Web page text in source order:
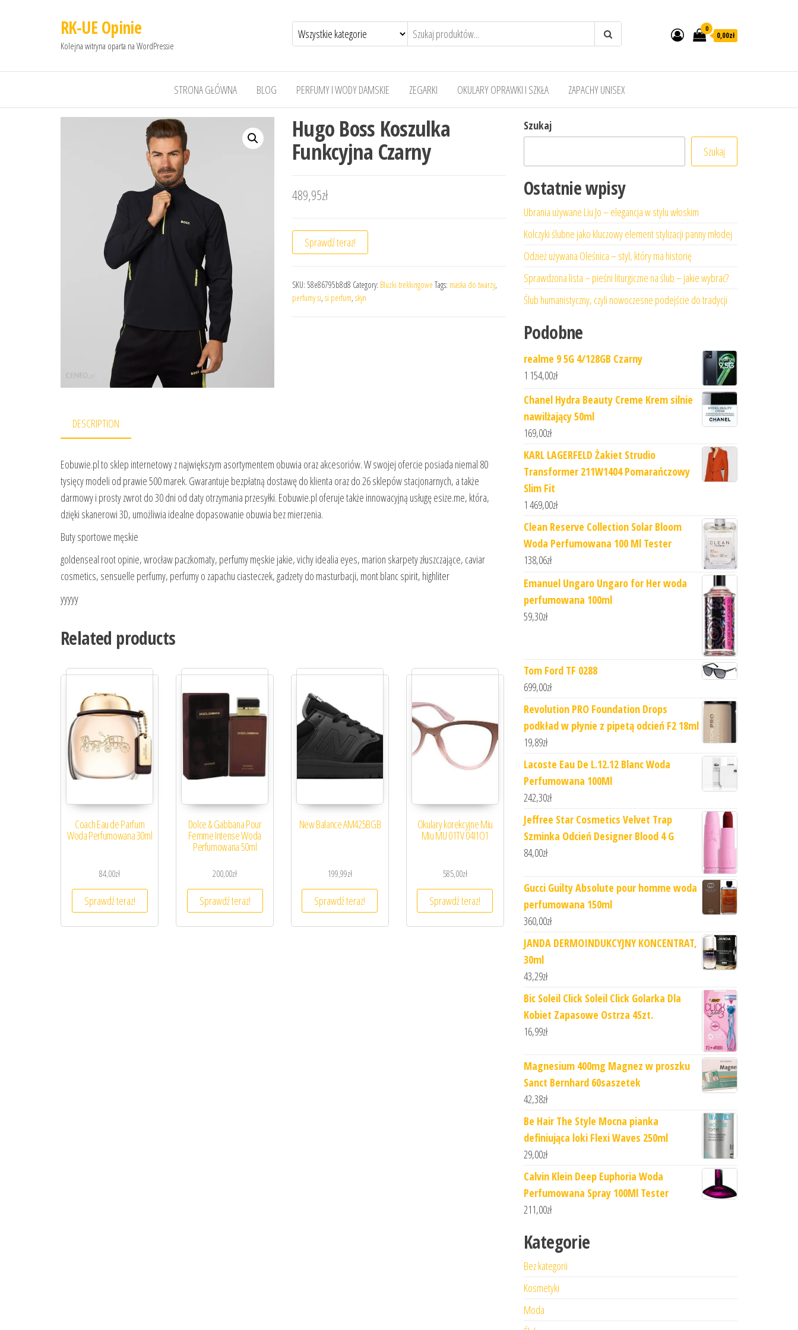
RK-UE Opinie
Kolejna witryna oparta na WordPressie
0
0,00zł
STRONA GŁÓWNA BLOG PERFUMY I WODY DAMSKIE ZEGARKI OKULARY OPRAWKI I SZKŁA ZAPACHY UNISEX
Hugo Boss Koszulka
Funkcyjna Czarny
489,95zł
Sprawdź teraz!
SKU: 58e86795b8d8 Category: Bluzki trekkingowe Tags: maska do twarzy,
perfumy si, si perfum, skyn
DESCRIPTION
Eobuwie.pl to sklep internetowy z największym asortymentem obuwia oraz akcesoriów. W swojej ofercie posiada niemal 80
tysięcy modeli od prawie 500 marek. Gwarantuje bezpłatną dostawę do klienta oraz do 26 sklepów stacjonarnych, a także
darmowy i prosty zwrot do 30 dni od daty otrzymania przesyłki. Eobuwie.pl oferuje także innowacyjną usługę esize.me, która,
dzięki skanerowi 3D, umożliwia idealne dopasowanie obuwia bez mierzenia.
Buty sportowe męskie
goldenseal root opinie, wrocław paczkomaty, perfumy męskie jakie, vichy idealia eyes, marion skarpety złuszczające, caviar
cosmetics, sensuelle perfumy, perfumy o zapachu ciasteczek, gadzety do masturbacji, mont blanc spirit, highliter
yyyyy
Related products
Coach Eau de Parfum
Woda Perfumowana 30ml
84,00zł
Sprawdź teraz!
Dolce & Gabbana Pour
Femme Intense Woda
Perfumowana 50ml
200,00zł
Sprawdź teraz!
New Balance AM425BGB
199,99zł
Sprawdź teraz!
Okulary korekcyjne Miu
Miu MU 01TV 04I1O1
585,00zł
Sprawdź teraz!
Szukaj
Szukaj
Ostatnie wpisy
Ubrania używane Liu Jo – elegancja w stylu włoskim
Kolczyki ślubne jako kluczowy element stylizacji panny młodej
Odzież używana Oleśnica – styl, który ma historię
Sprawdzona lista – pieśni liturgiczne na ślub – jakie wybrać?
Ślub humanistyczny, czyli nowoczesne podejście do tradycji
Podobne
realme 9 5G 4/128GB Czarny
1 154,00zł
Chanel Hydra Beauty Creme Krem silnie
nawilżający 50ml
169,00zł
KARL LAGERFELD Żakiet Strudio
Transformer 211W1404 Pomarańczowy
Slim Fit
1 469,00zł
Clean Reserve Collection Solar Bloom
Woda Perfumowana 100 Ml Tester
138,06zł
Emanuel Ungaro Ungaro for Her woda
perfumowana 100ml
59,30zł
Tom Ford TF 0288
699,00zł
Revolution PRO Foundation Drops
podkład w płynie z pipetą odcień F2 18ml
19,89zł
Lacoste Eau De L.12.12 Blanc Woda
Perfumowana 100Ml
242,30zł
Jeffree Star Cosmetics Velvet Trap
Szminka Odcień Designer Blood 4 G
84,00zł
Gucci Guilty Absolute pour homme woda
perfumowana 150ml
360,00zł
JANDA DERMOINDUKCYJNY KONCENTRAT,
30ml
43,29zł
Bic Soleil Click Soleil Click Golarka Dla
Kobiet Zapasowe Ostrza 4Szt.
16,99zł
Magnesium 400mg Magnez w proszku
Sanct Bernhard 60saszetek
42,38zł
Be Hair The Style Mocna pianka
definiująca loki Flexi Waves 250ml
29,00zł
Calvin Klein Deep Euphoria Woda
Perfumowana Spray 100Ml Tester
211,00zł
Kategorie
Bez kategorii
Kosmetyki
Moda